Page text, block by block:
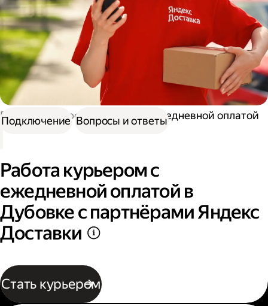
Работа курьером Курьер с ежедневной оплатой
Работа курьером с
ежедневной оплатой в
Дубовке с партнёрами Яндекс
Доставки
Стать курьером
Подключение Вопросы и ответы